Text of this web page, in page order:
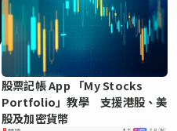
股票記帳 App 「My Stocks
Portfolio」教學 支援港股、美
股及加密貨幣